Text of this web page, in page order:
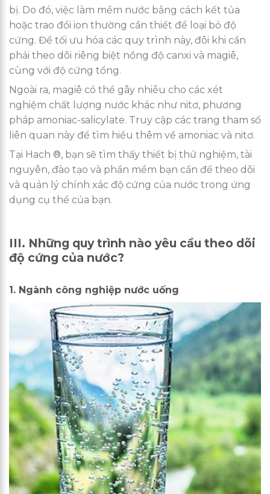
bị. Do đó, việc làm mềm nước bằng cách kết tủa
hoặc trao đổi ion thường cần thiết để loại bỏ độ
cứng. Để tối ưu hóa các quy trình này, đôi khi cần
phải theo dõi riêng biệt nồng độ canxi và magiê,
cùng với độ cứng tổng.
Ngoài ra, magiê có thể gây nhiễu cho các xét
nghiệm chất lượng nước khác như nitơ, phương
pháp amoniac-salicylate. Truy cập các trang tham số
liên quan này để tìm hiểu thêm về amoniac và nitơ.
Tại Hach ®, bạn sẽ tìm thấy thiết bị thử nghiệm, tài
nguyên, đào tạo và phần mềm bạn cần để theo dõi
và quản lý chính xác độ cứng của nước trong ứng
dụng cụ thể của bạn.
III. Những quy trình nào yêu cầu theo dõi
độ cứng của nước?
1. Ngành công nghiệp nước uống